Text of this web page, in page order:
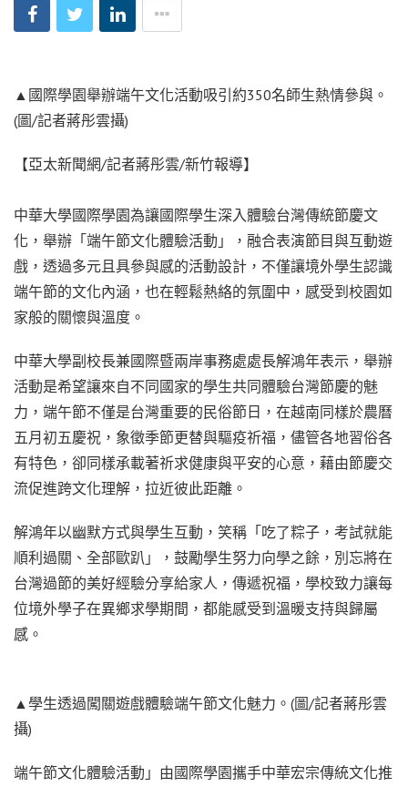
▲國際學園舉辦端午文化活動吸引約350名師生熱情參與。
(圖/記者蔣彤雲攝)
【亞太新聞網/記者蔣彤雲/新竹報導】
中華大學國際學園為讓國際學生深入體驗台灣傳統節慶文
化，舉辦「端午節文化體驗活動」，融合表演節目與互動遊
戲，透過多元且具參與感的活動設計，不僅讓境外學生認識
端午節的文化內涵，也在輕鬆熱絡的氛圍中，感受到校園如
家般的關懷與溫度。
中華大學副校長兼國際暨兩岸事務處處長解鴻年表示，舉辦
活動是希望讓來自不同國家的學生共同體驗台灣節慶的魅
力，端午節不僅是台灣重要的民俗節日，在越南同樣於農曆
五月初五慶祝，象徵季節更替與驅疫祈福，儘管各地習俗各
有特色，卻同樣承載著祈求健康與平安的心意，藉由節慶交
流促進跨文化理解，拉近彼此距離。
解鴻年以幽默方式與學生互動，笑稱「吃了粽子，考試就能
順利過關、全部歐趴」，鼓勵學生努力向學之餘，別忘將在
台灣過節的美好經驗分享給家人，傳遞祝福，學校致力讓每
位境外學子在異鄉求學期間，都能感受到溫暖支持與歸屬
感。
▲學生透過闖關遊戲體驗端午節文化魅力。(圖/記者蔣彤雲
攝)
端午節文化體驗活動」由國際學園攜手中華宏宗傳統文化推